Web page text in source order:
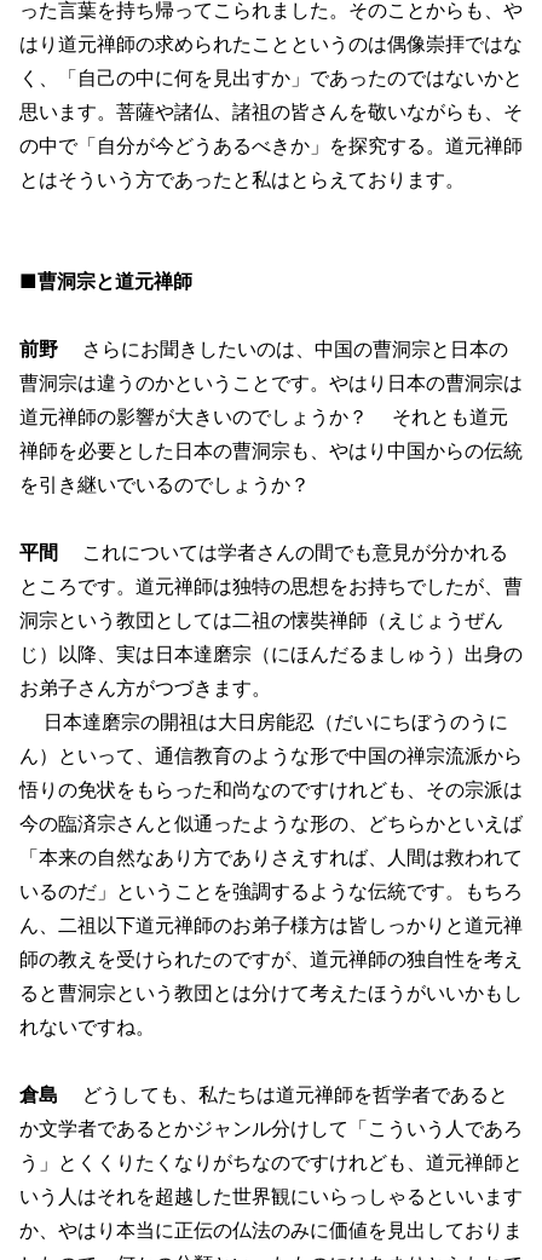
った言葉を持ち帰ってこられました。そのことからも、や
はり道元禅師の求められたことというのは偶像崇拝ではな
く、「自己の中に何を見出すか」であったのではないかと
思います。菩薩や諸仏、諸祖の皆さんを敬いながらも、そ
の中で「自分が今どうあるべきか」を探究する。道元禅師
とはそういう方であったと私はとらえております。
■曹洞宗と道元禅師
前野 さらにお聞きしたいのは、中国の曹洞宗と日本の
曹洞宗は違うのかということです。やはり日本の曹洞宗は
道元禅師の影響が大きいのでしょうか？ それとも道元
禅師を必要とした日本の曹洞宗も、やはり中国からの伝統
を引き継いでいるのでしょうか？
平間 これについては学者さんの間でも意見が分かれる
ところです。道元禅師は独特の思想をお持ちでしたが、曹
洞宗という教団としては二祖の懐奘禅師（えじょうぜん
じ）以降、実は日本達磨宗（にほんだるましゅう）出身の
お弟子さん方がつづきます。
日本達磨宗の開祖は大日房能忍（だいにちぼうのうに
ん）といって、通信教育のような形で中国の禅宗流派から
悟りの免状をもらった和尚なのですけれども、その宗派は
今の臨済宗さんと似通ったような形の、どちらかといえば
「本来の自然なあり方でありさえすれば、人間は救われて
いるのだ」ということを強調するような伝統です。もちろ
ん、二祖以下道元禅師のお弟子様方は皆しっかりと道元禅
師の教えを受けられたのですが、道元禅師の独自性を考え
ると曹洞宗という教団とは分けて考えたほうがいいかもし
れないですね。
倉島 どうしても、私たちは道元禅師を哲学者であると
か文学者であるとかジャンル分けして「こういう人であろ
う」とくくりたくなりがちなのですけれども、道元禅師と
いう人はそれを超越した世界観にいらっしゃるといいます
か、やはり本当に正伝の仏法のみに価値を見出しておりま